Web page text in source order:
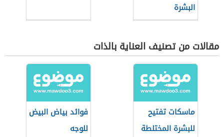
البشرة
مقالات من تصنيف العناية بالذات
ماسكات تفتيح
للبشرة المختلطة
فوائد بياض البيض
للوجه